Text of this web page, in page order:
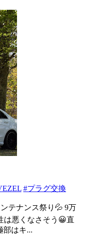
#プラグ交換
テナンス祭り💦 9万
は悪くなさそう😀直
部はキ...